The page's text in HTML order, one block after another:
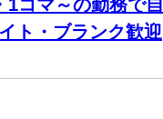
1コマ～の勤務で自
ト・ブランク歓迎